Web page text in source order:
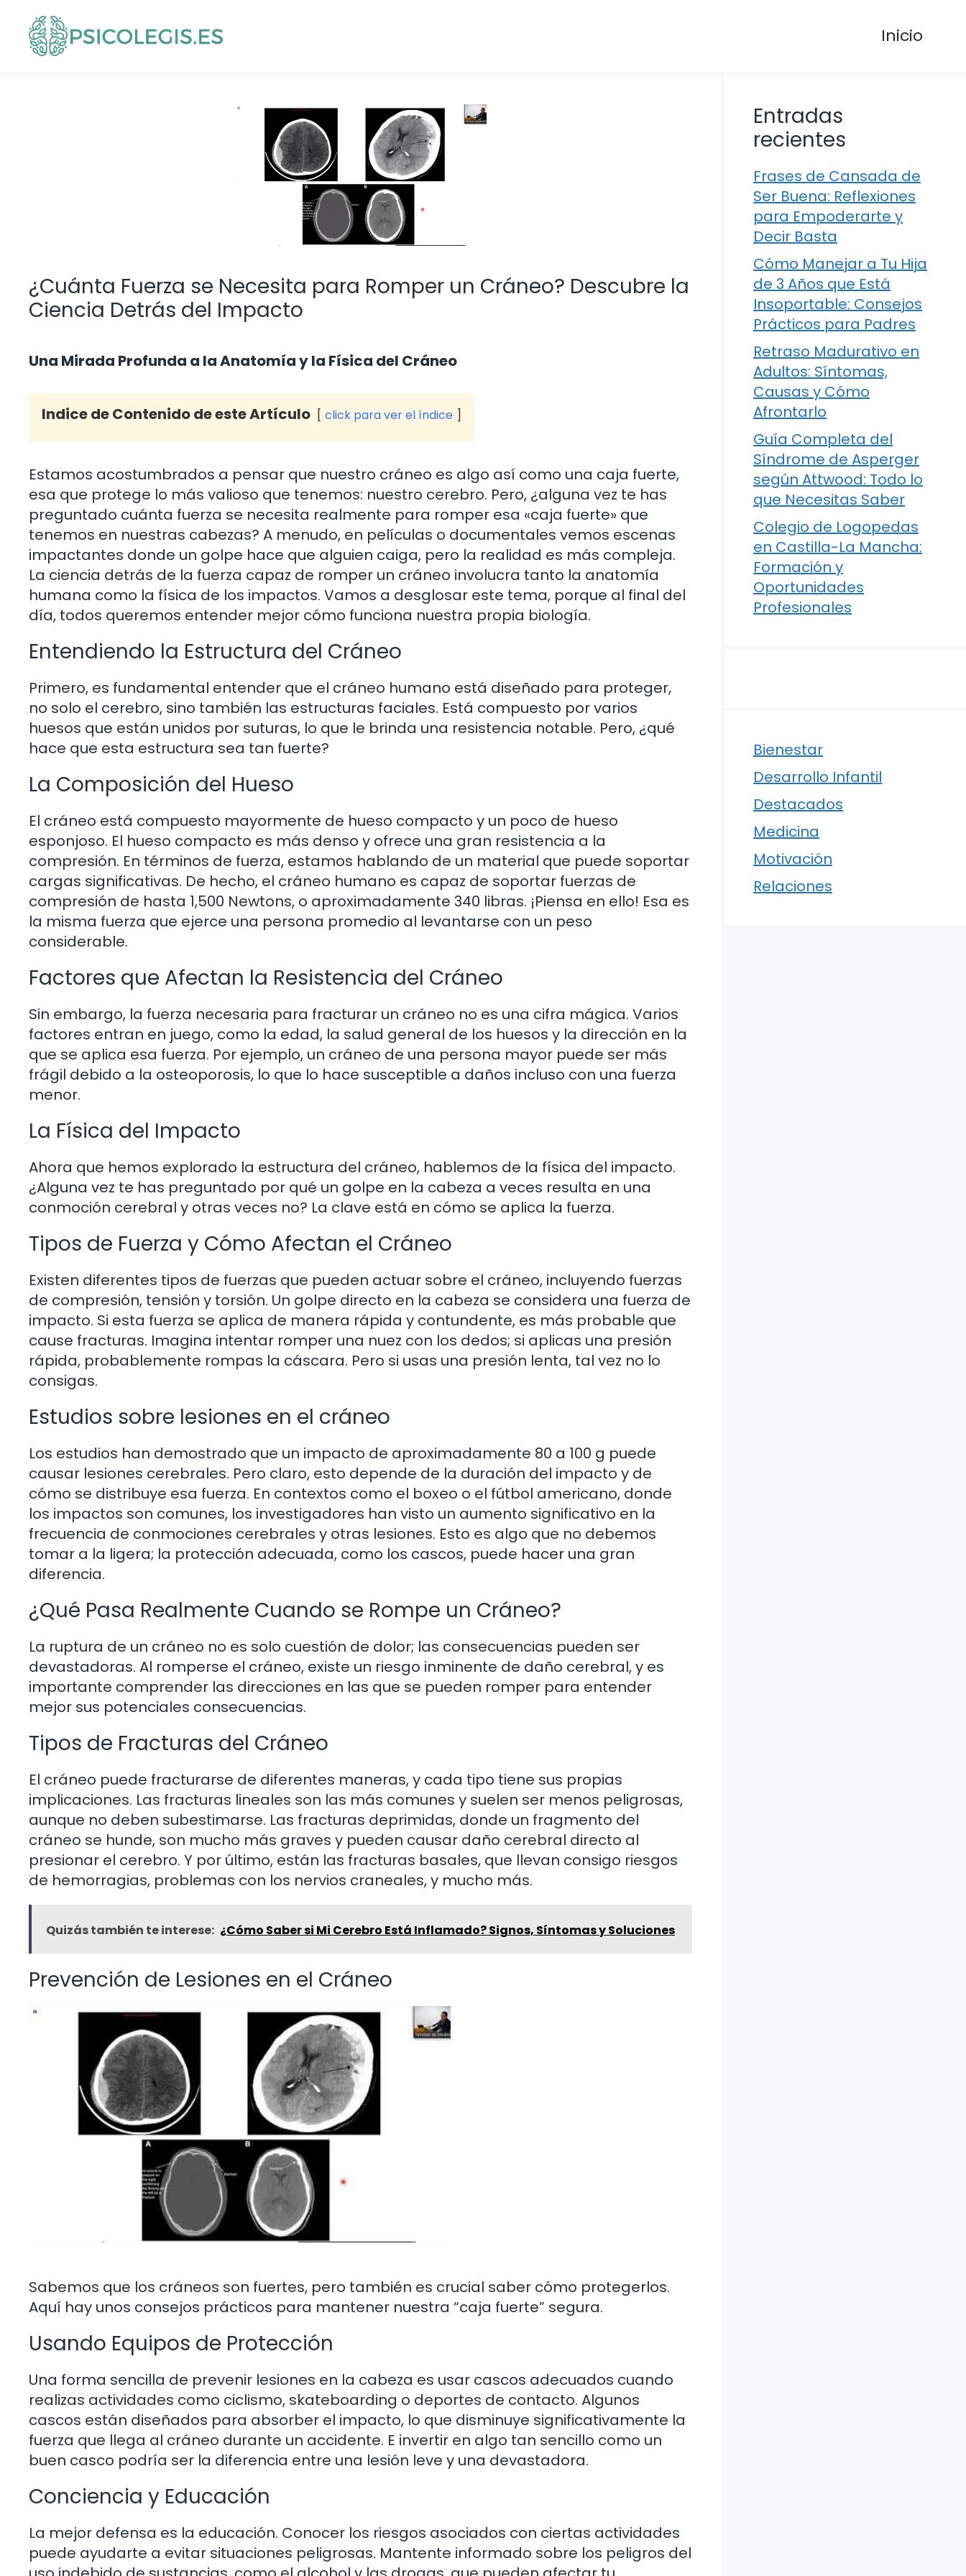
contenido
Inicio
¿Cuánta Fuerza se Necesita para Romper un Cráneo? Descubre la
Ciencia Detrás del Impacto
Una Mirada Profunda a la Anatomía y la Física del Cráneo
Indice de Contenido de este Artículo click para ver el índice
Estamos acostumbrados a pensar que nuestro cráneo es algo así como una caja fuerte,
esa que protege lo más valioso que tenemos: nuestro cerebro. Pero, ¿alguna vez te has
preguntado cuánta fuerza se necesita realmente para romper esa «caja fuerte» que
tenemos en nuestras cabezas? A menudo, en películas o documentales vemos escenas
impactantes donde un golpe hace que alguien caiga, pero la realidad es más compleja.
La ciencia detrás de la fuerza capaz de romper un cráneo involucra tanto la anatomía
humana como la física de los impactos. Vamos a desglosar este tema, porque al final del
día, todos queremos entender mejor cómo funciona nuestra propia biología.
Entendiendo la Estructura del Cráneo
Primero, es fundamental entender que el cráneo humano está diseñado para proteger,
no solo el cerebro, sino también las estructuras faciales. Está compuesto por varios
huesos que están unidos por suturas, lo que le brinda una resistencia notable. Pero, ¿qué
hace que esta estructura sea tan fuerte?
La Composición del Hueso
El cráneo está compuesto mayormente de hueso compacto y un poco de hueso
esponjoso. El hueso compacto es más denso y ofrece una gran resistencia a la
compresión. En términos de fuerza, estamos hablando de un material que puede soportar
cargas significativas. De hecho, el cráneo humano es capaz de soportar fuerzas de
compresión de hasta 1,500 Newtons, o aproximadamente 340 libras. ¡Piensa en ello! Esa es
la misma fuerza que ejerce una persona promedio al levantarse con un peso
considerable.
Factores que Afectan la Resistencia del Cráneo
Sin embargo, la fuerza necesaria para fracturar un cráneo no es una cifra mágica. Varios
factores entran en juego, como la edad, la salud general de los huesos y la dirección en la
que se aplica esa fuerza. Por ejemplo, un cráneo de una persona mayor puede ser más
frágil debido a la osteoporosis, lo que lo hace susceptible a daños incluso con una fuerza
menor.
La Física del Impacto
Ahora que hemos explorado la estructura del cráneo, hablemos de la física del impacto.
¿Alguna vez te has preguntado por qué un golpe en la cabeza a veces resulta en una
conmoción cerebral y otras veces no? La clave está en cómo se aplica la fuerza.
Tipos de Fuerza y Cómo Afectan el Cráneo
Existen diferentes tipos de fuerzas que pueden actuar sobre el cráneo, incluyendo fuerzas
de compresión, tensión y torsión. Un golpe directo en la cabeza se considera una fuerza de
impacto. Si esta fuerza se aplica de manera rápida y contundente, es más probable que
cause fracturas. Imagina intentar romper una nuez con los dedos; si aplicas una presión
rápida, probablemente rompas la cáscara. Pero si usas una presión lenta, tal vez no lo
consigas.
Estudios sobre lesiones en el cráneo
Los estudios han demostrado que un impacto de aproximadamente 80 a 100 g puede
causar lesiones cerebrales. Pero claro, esto depende de la duración del impacto y de
cómo se distribuye esa fuerza. En contextos como el boxeo o el fútbol americano, donde
los impactos son comunes, los investigadores han visto un aumento significativo en la
frecuencia de conmociones cerebrales y otras lesiones. Esto es algo que no debemos
tomar a la ligera; la protección adecuada, como los cascos, puede hacer una gran
diferencia.
¿Qué Pasa Realmente Cuando se Rompe un Cráneo?
La ruptura de un cráneo no es solo cuestión de dolor; las consecuencias pueden ser
devastadoras. Al romperse el cráneo, existe un riesgo inminente de daño cerebral, y es
importante comprender las direcciones en las que se pueden romper para entender
mejor sus potenciales consecuencias.
Tipos de Fracturas del Cráneo
El cráneo puede fracturarse de diferentes maneras, y cada tipo tiene sus propias
implicaciones. Las fracturas lineales son las más comunes y suelen ser menos peligrosas,
aunque no deben subestimarse. Las fracturas deprimidas, donde un fragmento del
cráneo se hunde, son mucho más graves y pueden causar daño cerebral directo al
presionar el cerebro. Y por último, están las fracturas basales, que llevan consigo riesgos
de hemorragias, problemas con los nervios craneales, y mucho más.
Quizás también te interese: ¿Cómo Saber si Mi Cerebro Está Inflamado? Signos, Síntomas y Soluciones
Prevención de Lesiones en el Cráneo
Sabemos que los cráneos son fuertes, pero también es crucial saber cómo protegerlos.
Aquí hay unos consejos prácticos para mantener nuestra “caja fuerte” segura.
Usando Equipos de Protección
Una forma sencilla de prevenir lesiones en la cabeza es usar cascos adecuados cuando
realizas actividades como ciclismo, skateboarding o deportes de contacto. Algunos
cascos están diseñados para absorber el impacto, lo que disminuye significativamente la
fuerza que llega al cráneo durante un accidente. E invertir en algo tan sencillo como un
buen casco podría ser la diferencia entre una lesión leve y una devastadora.
Conciencia y Educación
La mejor defensa es la educación. Conocer los riesgos asociados con ciertas actividades
puede ayudarte a evitar situaciones peligrosas. Mantente informado sobre los peligros del
Entradas
recientes
Frases de Cansada de
Ser Buena: Reflexiones
para Empoderarte y
Decir Basta
Cómo Manejar a Tu Hija
de 3 Años que Está
Insoportable: Consejos
Prácticos para Padres
Retraso Madurativo en
Adultos: Síntomas,
Causas y Cómo
Afrontarlo
Guía Completa del
Síndrome de Asperger
según Attwood: Todo lo
que Necesitas Saber
Colegio de Logopedas
en Castilla-La Mancha:
Formación y
Oportunidades
Profesionales
Bienestar
Desarrollo Infantil
Destacados
Medicina
Motivación
Relaciones